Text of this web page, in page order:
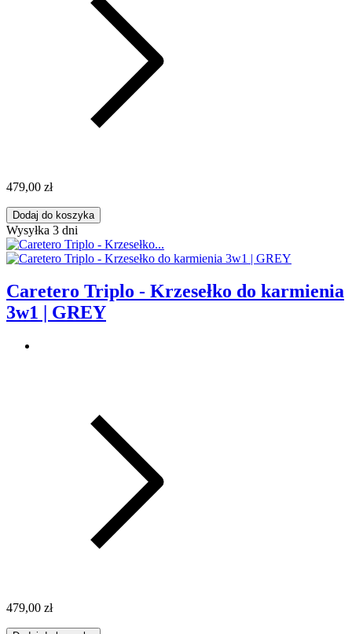
479,00 zł
Dodaj do koszyka
Wysyłka 3 dni
Caretero Triplo - Krzesełko do karmienia
3w1 | GREY
479,00 zł